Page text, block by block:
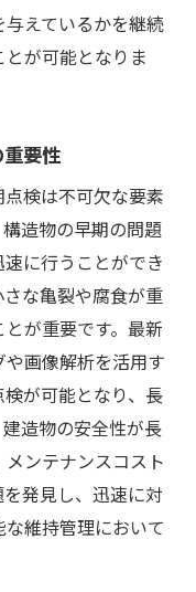
えているかを継続
が可能となりま
要性
検は不可欠な要素
造物の早期の問題
に行うことができ
な亀裂や腐食が重
が重要です。最新
画像解析を活用す
が可能となり、長
造物の安全性が長
ンテナンスコスト
発見し、迅速に対
維持管理において